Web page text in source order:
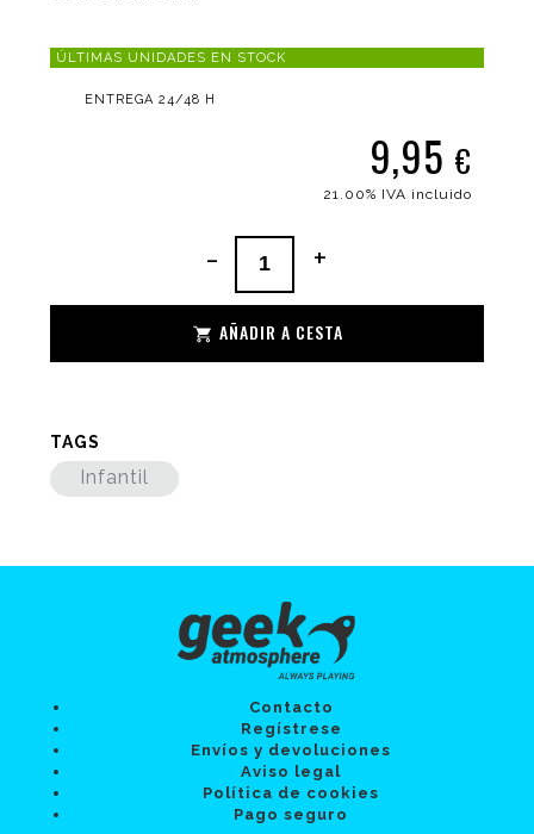
ÚLTIMAS UNIDADES EN STOCK
ENTREGA 24/48 H
9,95 €
21.00% IVA incluido
- +
AÑADIR A CESTA
TAGS
Infantil
Contacto
Regístrese
Envíos y devoluciones
Aviso legal
Política de cookies
Pago seguro